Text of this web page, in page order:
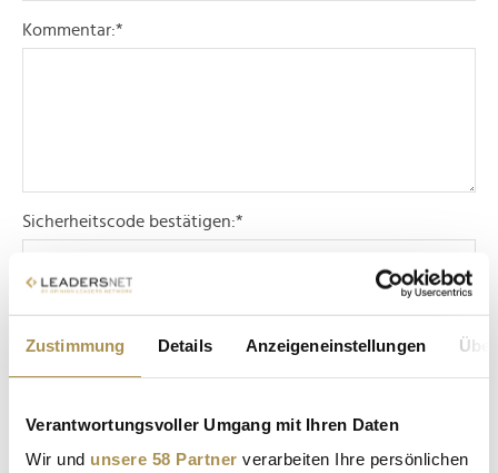
Zustimmung Details Anzeigeneinstellungen
Verantwortungsvoller Umgang mit Ihren Daten
Wir und unsere 58 Partner verarbeiten Ihre persönlichen
Kommentar:*
Sicherheitscode bestätigen:*
* Pflichtfelder.